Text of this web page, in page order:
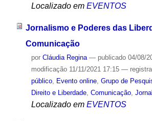
Localizado em EVENTOS
Jornalismo e Poderes das
Comunicação
por Cláudia Regina — publicado04/08/
modificação11/11/2021 17:15 —
público, Evento online, Grupo de
Direito e Liberdade, Comunicação,
Localizado em EVENTOS